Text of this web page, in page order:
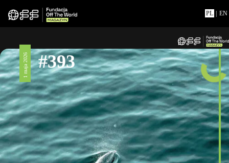
PL EN
1 maja 2026 #393